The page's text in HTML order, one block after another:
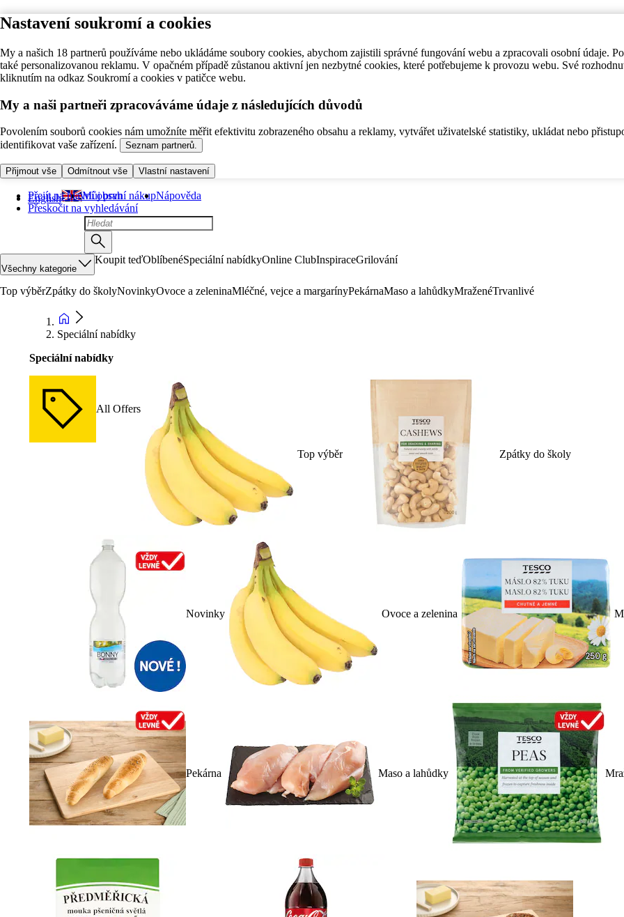
Nastavení soukromí a cookies
My a našich 18 partnerů používáme nebo ukládáme soubory cookies, abychom zajistili správné fungování webu a zpracovali osobní údaje.
také personalizovanou reklamu. V opačném případě zůstanou aktivní jen nezbytné cookies, které potřebujeme k provozu webu. Své
kliknutím na odkaz Soukromí a cookies v patičce webu.
My a naši partneři zpracováváme údaje z následujících důvodů
Povolením souborů cookies nám umožníte měřit efektivitu zobrazeného obsahu a reklamy, vytvářet uživatelské statistiky, ukládat nebo
identifikovat vaše zařízení.
Seznam partnerů.
Přijmout vše Odmítnout vše Vlastní nastavení
Přejít na hlavní obsah
Přeskočit na vyhledávání
English Můj první nákupNápověda
Všechny kategorie
Koupit teďOblíbenéSpeciální nabídkyOnline ClubInspiraceGrilování
Top výběrZpátky do školyNovinkyOvoce a zeleninaMléčné, vejce a margarínyPekárnaMaso a lahůdkyMraženéTrvanlivé
Speciální nabídky
Speciální nabídky
All Offers
Top výběr Zpátky do školy
Novinky Ovoce a zelenina
Pekárna Maso a lahůdky